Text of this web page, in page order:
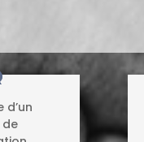
d’un